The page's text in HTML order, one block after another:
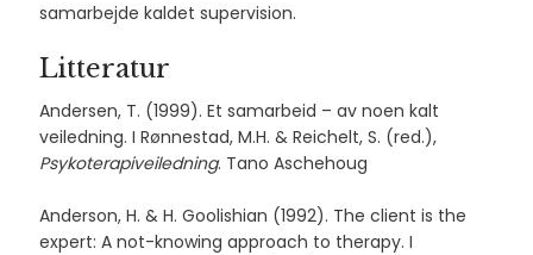
samarbejde kaldet supervision.
Litteratur
Andersen, T. (1999). Et samarbeid – av noen kalt
veiledning. I Rønnestad, M.H. & Reichelt, S. (red.),
Psykoterapiveiledning. Tano Aschehoug
Anderson, H. & H. Goolishian (1992). The client is the
expert: A not-knowing approach to therapy. I